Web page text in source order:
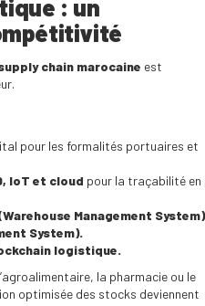
: un
chain marocaine est
pour les formalités portuaires et
IoT et cloud pour la traçabilité en
Management System)
System).
logistique.
la pharmacie ou le
optimisée des stocks deviennent